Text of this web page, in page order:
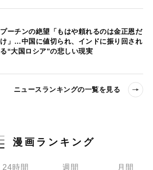
プーチンの絶望「もはや頼れるのは金正恩だ
け」…中国に値切られ、インドに振り回され
る“大国ロシア”の悲しい現実
ニュースランキングの一覧を見る
漫画ランキング
24時間 週間 月間